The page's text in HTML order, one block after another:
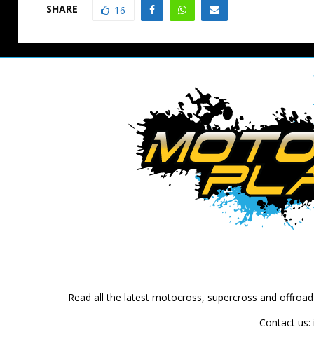
SHARE 16
Read all the latest motocross, supercross and
Contact us: